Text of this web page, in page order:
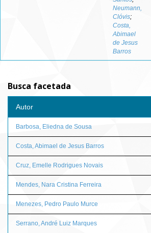
Neumann,
Clóvis;
Costa,
Abimael
de Jesus
Barros
Busca facetada
Autor
Barbosa, Eliedna de Sousa
Costa, Abimael de Jesus Barros
Cruz, Emelle Rodrigues Novais
Mendes, Nara Cristina Ferreira
Menezes, Pedro Paulo Murce
Serrano, André Luiz Marques